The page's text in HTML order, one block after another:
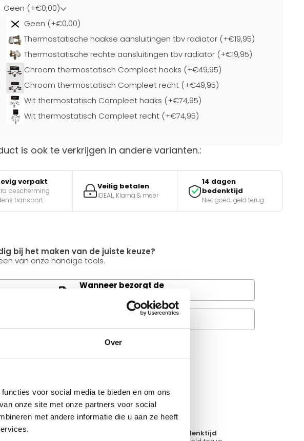
Over
voor social media te bieden en om ons
onze site met onze partners voor social
met andere informatie die u aan ze heeft
Geen (+€0,00)
Geen (+€0,00)
Thermostatische haakse aansluitingen tbv radiator (+€19,95)
Thermostatische rechte aansluitingen tbv radiator (+€19,95)
Chroom thermostatisch Compleet haaks (+€49,95)
Chroom thermostatisch Compleet recht (+€49,95)
Wit thermostatisch Compleet haaks (+€74,95)
Wit thermostatisch Compleet recht (+€74,95)
is ook te verkrijgen in andere varianten.:
verpakt
bescherming
transport
Veilig betalen
iDEAL, Klarna & meer
14 dagen
bedenktijd
Niet goed, geld terug
bij het maken van de juiste keuze?
van onze handige tools.
Wanneer bezorgt de
Veelgestelde vragen
bericht
assortiment
14 dagen bedenktijd